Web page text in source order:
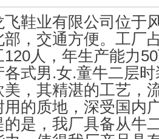
鞋业有限公司位于
，交通方便。工厂
人，年生产能力
式男.女.童牛二层
，其精湛的工艺，
的质地，深受国内
是，我厂具备从牛